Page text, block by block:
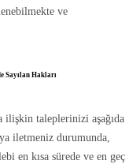
ve
Sayılan Hakları
ilişkin taleplerinizi aşağıda
iletmeniz durumunda,
en kısa sürede ve en geç